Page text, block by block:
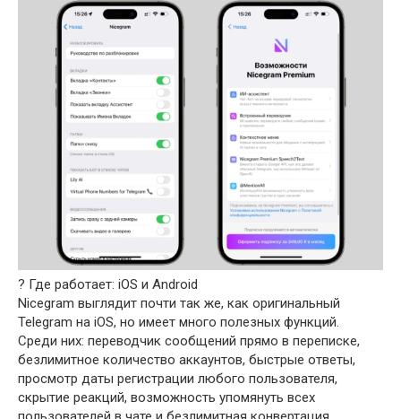
? Где работает: iOS и Android
Nicegram выглядит почти так же, как оригинальный
Telegram на iOS, но имеет много полезных функций.
Среди них: переводчик сообщений прямо в переписке,
безлимитное количество аккаунтов, быстрые ответы,
просмотр даты регистрации любого пользователя,
скрытие реакций, возможность упомянуть всех